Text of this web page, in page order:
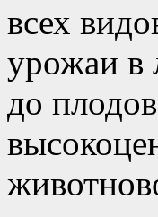
всех
урожаи в
до